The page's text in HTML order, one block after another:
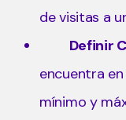
de visitas a
Definir
encuentra
mínimo y